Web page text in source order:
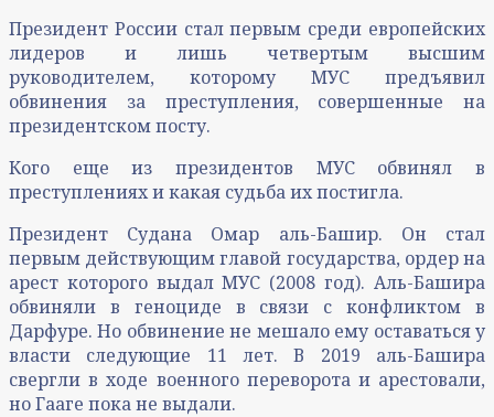
Президент России стал первым среди европейских
лидеров и лишь четвертым высшим
руководителем, которому МУС предъявил
обвинения за преступления, совершенные на
президентском посту.
Кого еще из президентов МУС обвинял в
преступлениях и какая судьба их постигла.
Президент Судана Омар аль-Башир. Он стал
первым действующим главой государства, ордер на
арест которого выдал МУС (2008 год). Аль-Башира
обвиняли в геноциде в связи с конфликтом в
Дарфуре. Но обвинение не мешало ему оставаться у
власти следующие 11 лет. В 2019 аль-Башира
свергли в ходе военного переворота и арестовали,
но Гааге пока не выдали.